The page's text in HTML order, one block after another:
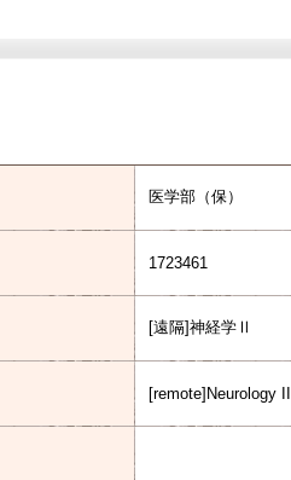
医学部（保）
1723461
[遠隔]神経学Ⅱ
[remote]Neurology II